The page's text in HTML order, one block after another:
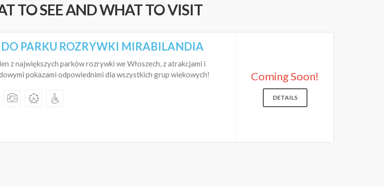
TO SEE AND WHAT TO VISIT
PARKU ROZRYWKI MIRABILANDIA
z największych parków rozrywki we Włoszech, z atrakcjami i
pokazami odpowiednimi dla wszystkich grup wiekowych!
Coming Soon!
DETAILS